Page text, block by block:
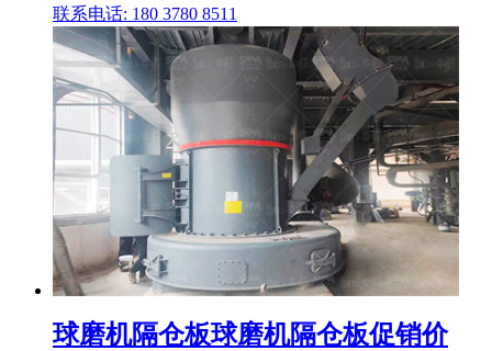
联系电话: 180 3780 8511
球磨机隔仓板球磨机隔仓板促销价